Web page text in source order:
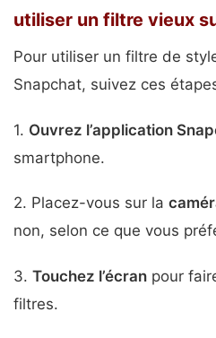
utiliser un filtre vieux
Pour utiliser un filtre de
Snapchat, suivez ces
1. Ouvrez l’application
smartphone.
2. Placez-vous sur la
non, selon ce que vous
3. Touchez l’écran pour
filtres.